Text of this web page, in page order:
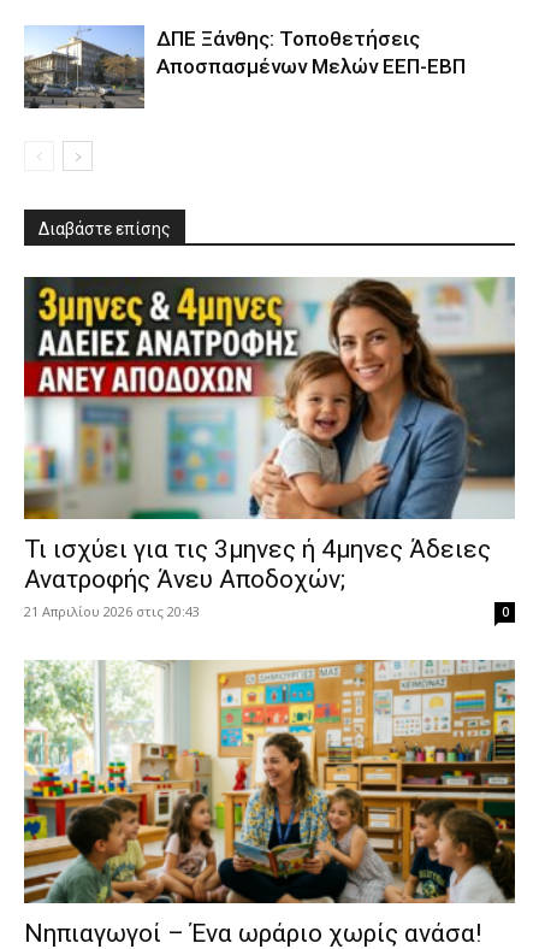
ΔΠΕ Ξάνθης: Τοποθετήσεις
Αποσπασμένων Μελών ΕΕΠ-ΕΒΠ
Διαβάστε επίσης
​Τι ισχύει για τις 3μηνες ή 4μηνες Άδειες
Ανατροφής Άνευ Αποδοχών;
21 Απριλίου 2026 στις 20:43 0
Νηπιαγωγοί – Ένα ωράριο χωρίς ανάσα!